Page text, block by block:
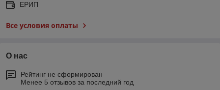
ЕРИП
Все условия оплаты
О нас
Рейтинг не сформирован
Менее 5 отзывов за последний год